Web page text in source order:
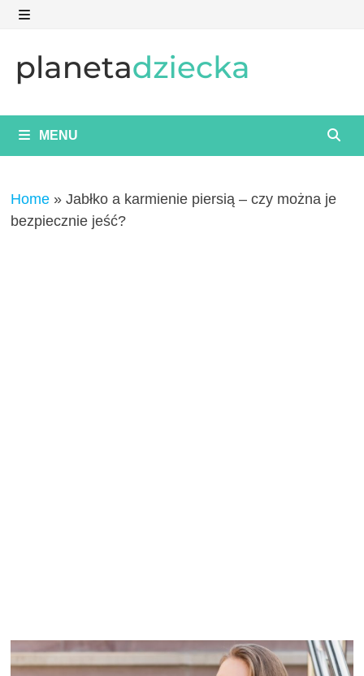
Skip
content
MENU
Home »Jabłko a karmienie piersią – czy można je
bezpiecznie jeść?